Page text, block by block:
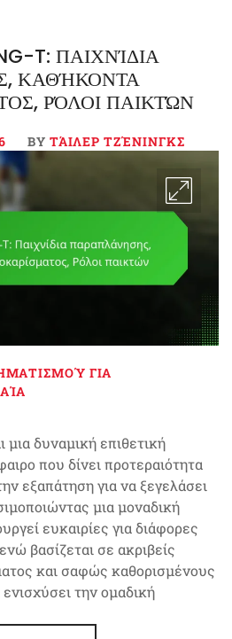
T: ΠΑΙΧΝΊΔΙΑ
ΚΑΘΉΚΟΝΤΑ
ΡΌΛΟΙ ΠΑΙΚΤΏΝ
BY ΤΆΙΛΕΡ ΤΖΈΝΙΝΓΚΣ
ΓΙΑ
δυναμική επιθετική
που δίνει προτεραιότητα
εξαπάτηση για να ξεγελάσει
μια μοναδική
ευκαιρίες για διάφορες
βασίζεται σε ακριβείς
και σαφώς καθορισμένους
την ομαδική